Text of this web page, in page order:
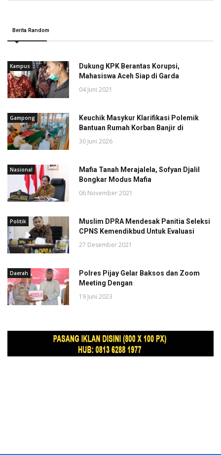
Berita Random
Kampus
Dukung KPK Berantas Korupsi,
Mahasiswa Aceh Siap di Garda
04 Juni 2021
Gampong
Keuchik Masykur Klarifikasi Polemik
Bantuan Rumah Korban Banjir di
30 Juni 2026
Nasional
Mafia Tanah Merajalela, Sofyan Djalil
Bongkar Modus Mafia
06 November 2021
Politik
Muslim DPRA Mendesak Panitia Seleksi
CPNS Kemendikbud Untuk Evaluasi
27 Desember 2021
Daerah
Polres Pijay Gelar Baksos dan Zoom
Meeting Dengan
19 Juni 2023